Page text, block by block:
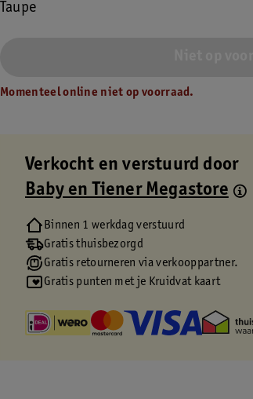
Taupe
Momenteel online niet op voorraad.
Verkocht en verstuurd door
Baby en Tiener Megastore
Binnen 1 werkdag verstuurd
Gratis thuisbezorgd
Gratis retourneren via verkooppartner.
Gratis punten met je Kruidvat kaart